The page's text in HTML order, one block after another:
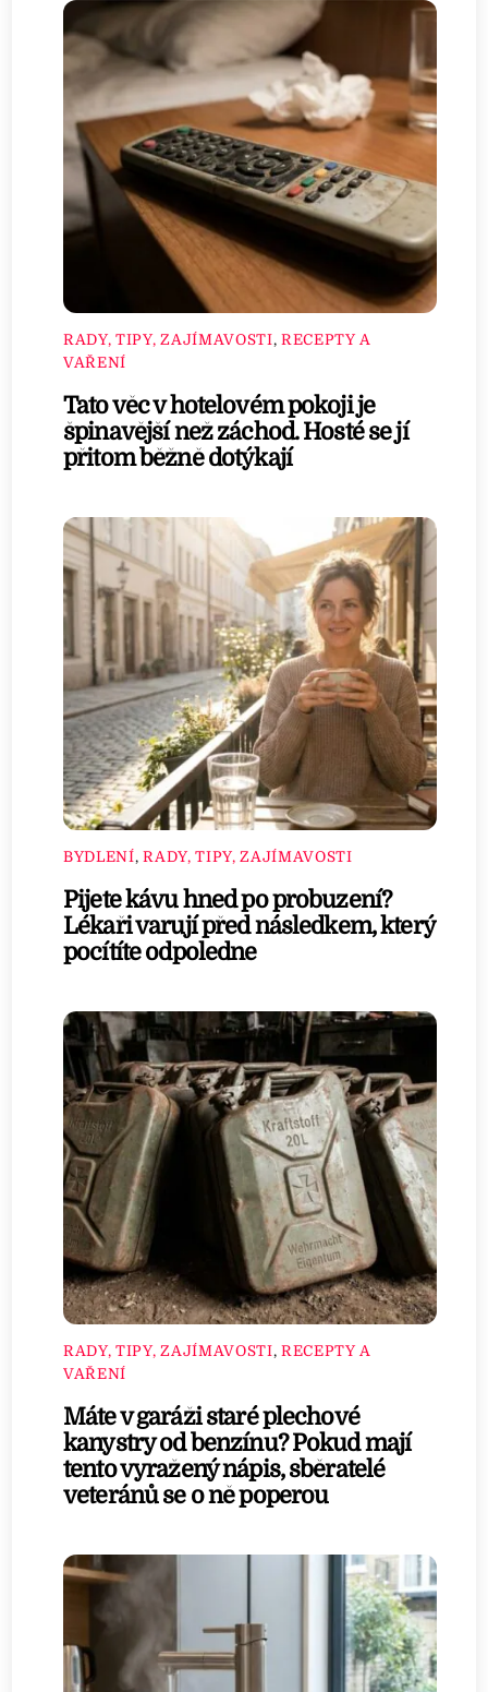
RADY, TIPY, ZAJÍMAVOSTI, RECEPTY A
VAŘENÍ
Tato věc v hotelovém pokoji je
špinavější než záchod. Hosté se jí
přitom běžně dotýkají
BYDLENÍ,RADY, TIPY, ZAJÍMAVOSTI
Pijete kávu hned po probuzení?
Lékaři varují před následkem, který
pocítíte odpoledne
RADY, TIPY, ZAJÍMAVOSTI, RECEPTY A
VAŘENÍ
Máte v garáži staré plechové
kanystry od benzínu? Pokud mají
tento vyražený nápis, sběratelé
veteránů se o ně poperou